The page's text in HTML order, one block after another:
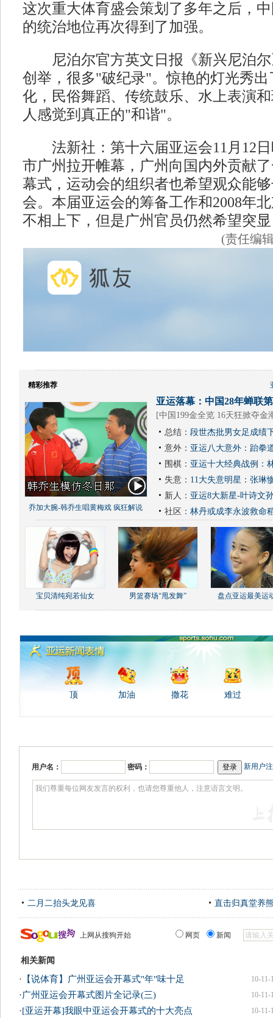
这次重大体育盛会策划了多年之后，
的统治地位再次得到了加强。
尼泊尔官方英文日报《新兴尼泊尔
创举，很多"破纪录"。惊艳的灯光秀
化，民俗舞蹈、传统鼓乐、水上表演
人感觉到真正的"和谐"。
法新社：第十六届亚运会11月12日
市广州拉开帷幕，广州向国内外贡献
幕式，运动会的组织者也希望观众能
会。本届亚运会的筹备工作和2008年
不相上下，但是广州官员仍然希望突
(责任编
精彩推荐
乔加大腕-韩乔生唱黄梅戏 疯狂解说
亚运落幕：中国28年蝉联
[中国199金全览 16天狂掀夺金
总结： 段世杰批男女足成绩
意外： 亚运八大意外：跆拳
围棋： 亚运十大经典战例：
失意： 11大失意明星：张琳
新人： 亚运8大新星-叶诗文
社区： 林丹或成李永波救命
宝贝清纯宛若仙女 男篮赛场“甩发舞” 盘点亚运最美运
顶 加油 撒花 难过
用户名： 密码： 新用户
二月二抬头龙见喜 直击归真堂养
上网从搜狗开始 网页 新闻
相关新闻
10-11-
· 【说体育】广州亚运会开幕式"年"味十足
10-11-
·广州亚运会开幕式图片全记录(三)
10-11-
·[亚运开幕]我眼中亚运会开幕式的十大亮点